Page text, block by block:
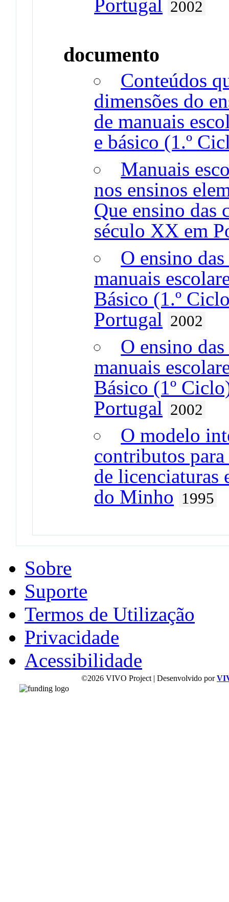
Portugal 2002
documento
Conteúdos
dimensões do
de manuais
e básico (1.º
Manuais
nos ensinos
Que ensino das
século XX em
O ensino
manuais
Básico (1.º
Portugal 2002
O ensino
manuais
Básico (1º
Portugal 2002
O modelo
contributos
de licenciaturas
do Minho 1995
Sobre
Suporte
Termos de Utilização
Privacidade
Acessibilidade
©2026 VIVO Project | Desenvolvido por